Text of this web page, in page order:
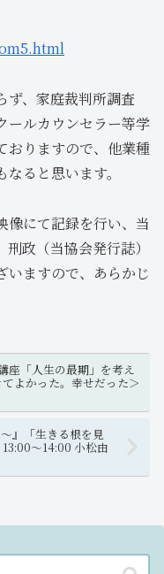
ず、家庭裁判所調査
ールカウンセラー等学
おりますので、他業種
ると思います。
像にて記録を行い、当
政（当協会発行誌）
いますので、あらかじ
「人生の最期」を考え
よかった。幸せだった＞
』「生きる根を見
〜14:00 小松由